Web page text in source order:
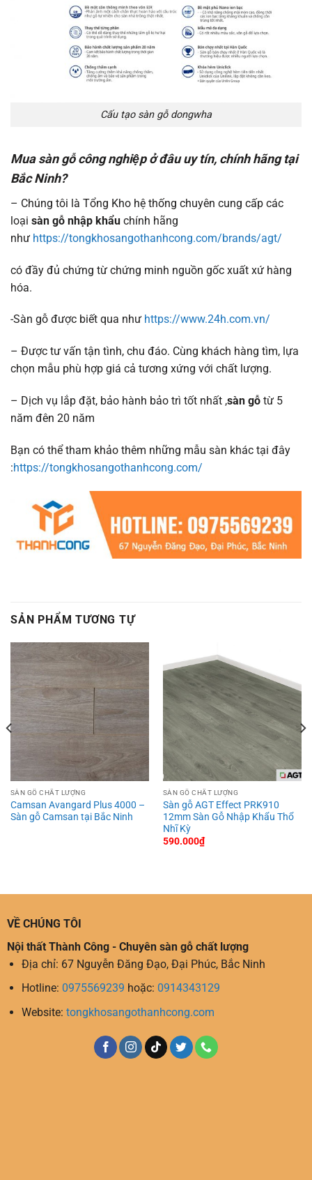
Cấu tạo sàn gỗ dongwha
Mua sàn gỗ công nghiệp ở đâu uy tín, chính hãng tại
Bắc Ninh?
– Chúng tôi là Tổng Kho hệ thống chuyên cung cấp các
loại sàn gỗ nhập khẩu chính hãng
như https://tongkhosangothanhcong.com/brands/agt/
có đầy đủ chứng từ chứng minh nguồn gốc xuất xứ hàng
hóa.
-Sàn gỗ được biết qua như https://www.24h.com.vn/
– Được tư vấn tận tình, chu đáo. Cùng khách hàng tìm, lựa
chọn mẫu phù hợp giá cả tương xứng với chất lượng.
– Dịch vụ lắp đặt, bảo hành bảo trì tốt nhất ,sàn gỗ từ 5
năm đên 20 năm
Bạn có thể tham khảo thêm những mẫu sàn khác tại đây
:https://tongkhosangothanhcong.com/
SẢN PHẨM TƯƠNG TỰ
SÀN GỖ CHẤT LƯỢNG
Camsan Avangard Plus 4000 –
Sàn gỗ Camsan tại Bắc Ninh
SÀN GỖ CHẤT LƯỢNG
Sàn gỗ AGT Effect PRK910
12mm Sàn Gỗ Nhập Khẩu Thổ
Nhĩ Kỳ
590.000₫
VỀ CHÚNG TÔI
Nội thất Thành Công - Chuyên sàn gỗ chất lượng
Địa chỉ: 67 Nguyễn Đăng Đạo, Đại Phúc, Bắc Ninh
Hotline: 0975569239 hoặc: 0914343129
Website: tongkhosangothanhcong.com